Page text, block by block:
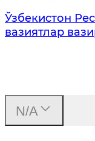
Ўзбекистон
вазиятлар
N/A